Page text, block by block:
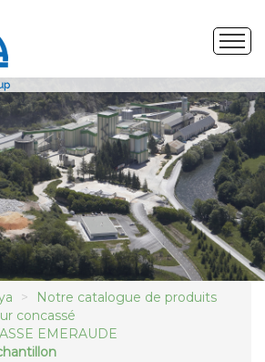
de production
Nos produits
Marchés
Photos
d'échantillon
Notre catalogue de produits
concassé
EMERAUDE